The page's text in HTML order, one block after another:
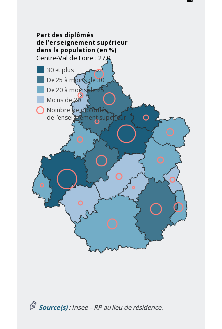
30 et plus
De 25 à moins de 30
De 20 à moins de 25
Moins de 20
Nombre de diplômés
de l’enseignement supérieur
Part des diplômés
de l’enseignement supérieur
dans la population (en %)
Centre-Val de Loire : 27,0
Source(s): Insee – RP au lieu de résidence.